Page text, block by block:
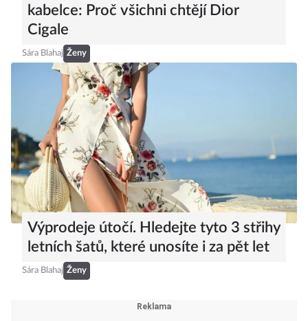
kabelce: Proč všichni chtějí Dior
Cigale
Sára Blahaj Ženy
Výprodeje útočí. Hledejte tyto 3 střihy
letních šatů, které unosíte i za pět let
Sára Blahaj Ženy